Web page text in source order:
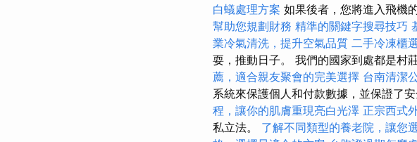
白蟻處理方案 如果後者，您將進入飛機
幫助您規劃財務 精準的關鍵字搜尋技巧
業冷氣清洗，提升空氣品質 二手冷凍櫃
耍，推動日子。 我們的國家到處都是村
薦，適合親友聚會的完美選擇 台南清潔
系統來保護個人和付款數據，並保證了
程，讓你的肌膚重現亮白光澤 正宗西式
私立法。 了解不同類型的養老院，讓您